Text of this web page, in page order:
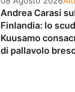
Andrea Carasi
Finlandia: lo
Kuusamo
di pallavolo